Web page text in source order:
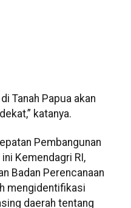
Tanah Papua akan
katanya.
Pembangunan
Kemendagri RI,
Badan Perencanaan
mengidentifikasi
daerah tentang